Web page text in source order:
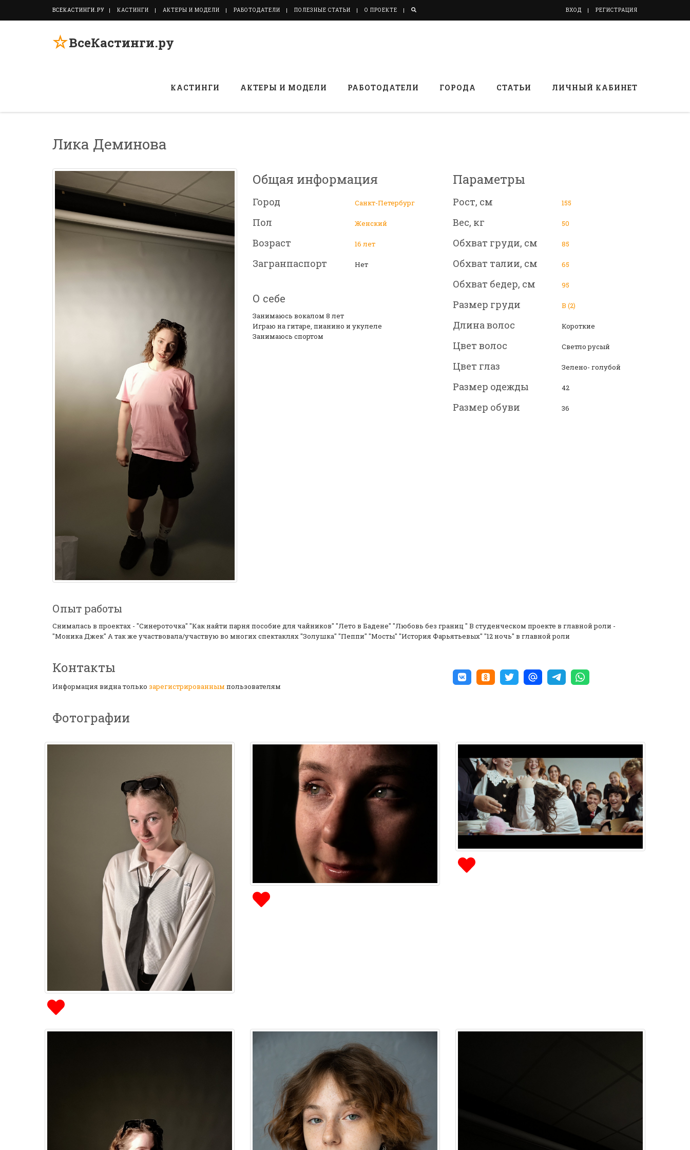
ВСЕКАСТИНГИ.РУ КАСТИНГИ АКТЕРЫ И МОДЕЛИ РАБОТОДАТЕЛИ ПОЛЕЗНЫЕ СТАТЬИ О ПРОЕКТЕ ВХОД РЕГИСТРАЦИЯ
☆ВсеКастинги.ру
КАСТИНГИ АКТЕРЫ И МОДЕЛИ РАБОТОДАТЕЛИ ГОРОДА СТАТЬИ ЛИЧНЫЙ КАБИНЕТ
Лика Деминова
Общая информация
Город Санкт-Петербург
Пол Женский
Возраст 16 лет
Загранпаспорт Нет
О себе
Занимаюсь вокалом 8 лет
Играю на гитаре, пианино и укулеле
Занимаюсь спортом
Параметры
Рост, см 155
Вес, кг 50
Обхват груди, см 85
Обхват талии, см 65
Обхват бедер, см 95
Размер груди B (2)
Длина волос Короткие
Цвет волос Светло русый
Цвет глаз Зелено- голубой
Размер одежды 42
Размер обуви 36
Опыт работы
Снималась в проектах - "Синероточка" "Как найти парня пособие для чайников" "Лето в Бадене" "Любовь без границ " В студенческом проекте в главной роли -
"Моника Джек" А так же участвовала/участвую во многих спектаклях "Золушка" "Пеппи" "Мосты" "История Фарьятьевых" "12 ночь" в главной роли
Контакты
Информация видна только зарегистрированным пользователям
Фотографии